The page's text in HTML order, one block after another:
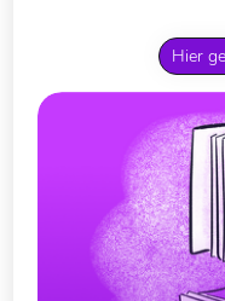
Hier